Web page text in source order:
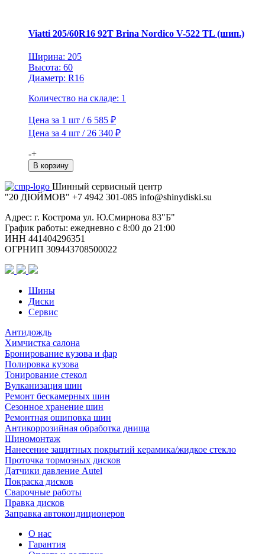
524
TL
Viatti 205/60R16 92T Brina Nordico V-522 TL (шип.)
Ширина: 205
Высота: 60
Диаметр: R16
Количество на складе: 1
Цена за 1 шт / 6 585 ₽
Цена за 4 шт / 26 340 ₽
Количество
товара
Viatti
205/60R16
92T
Nordico
V-
522
TL
-+
В корзину
Шинный сервисный центр
"20 ДЮЙМОВ" +7 4942 301-085 info@shinydiski.su
Адрес: г. Кострома ул. Ю.Смирнова 83"Б"
График работы: ежедневно с 8:00 до 21:00
ИНН 441404296351
ОГРНИП 309443708500022
Шины
Диски
Сервис
Антидождь
Химчистка салона
Бронирование кузова и фар
Полировка кузова
Тонирование стекол
Вулканизация шин
Ремонт бескамерных шин
Сезонное хранение шин
Ремонтная ошиповка шин
Антикоррозийная обработка днища
Шиномонтаж
Нанесение защитных покрытий керамика/жидкое стекло
Проточка тормозных дисков
Датчики давление Autel
Покраска дисков
Сварочные работы
Правка дисков
Заправка автокондиционеров
О нас
Гарантия